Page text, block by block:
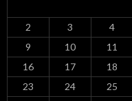
ン
2
3 4
9
10 11
16
17 18
23
24 25